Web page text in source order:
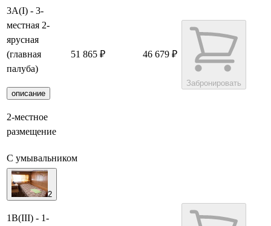
3А(I) - 3-
местная 2-
ярусная
(главная
палуба)
описание
2-местное
размещение
51 865 ₽ 46 679 ₽
Забронировать
С умывальником
2
1В(III) - 1-